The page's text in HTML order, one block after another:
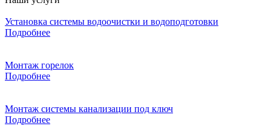
Установка системы водоочистки и водоподготовки
Подробнее
Монтаж горелок
Подробнее
Монтаж системы канализации под ключ
Подробнее